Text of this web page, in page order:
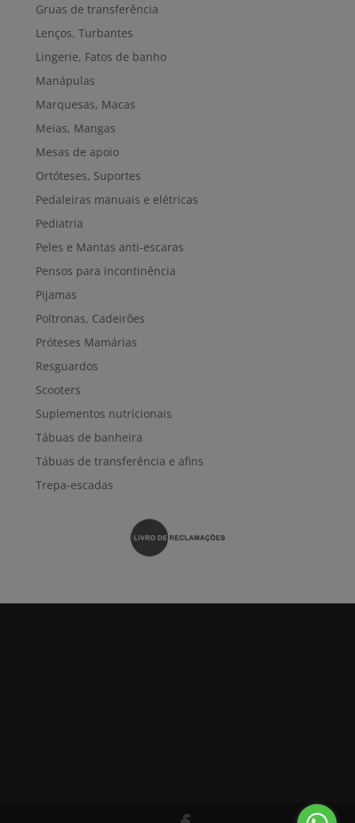
Gruas de transferência
Lenços, Turbantes
Lingerie, Fatos de banho
Manápulas
Marquesas, Macas
Meias, Mangas
Mesas de apoio
Ortóteses, Suportes
Pedaleiras manuais e elétricas
Pediatria
Peles e Mantas anti-escaras
Pensos para incontinência
Pijamas
Poltronas, Cadeirões
Próteses Mamárias
Resguardos
Scooters
Suplementos nutricionais
Tábuas de banheira
Tábuas de transferência e afins
Trepa-escadas